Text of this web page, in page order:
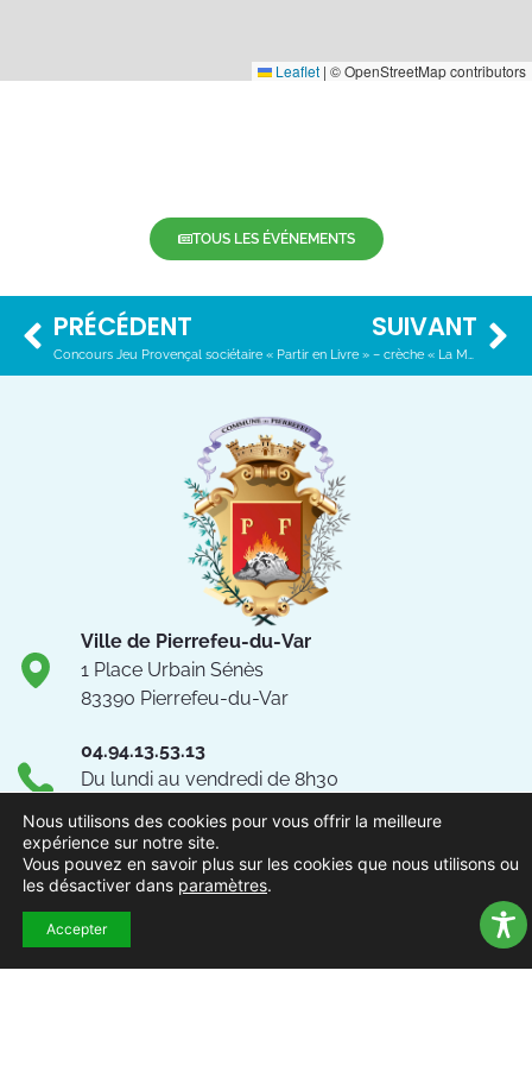
Leaflet | © OpenStreetMap contributors
TOUS LES ÉVÉNEMENTS
PRÉCÉDENT
Concours Jeu Provençal sociétaire
SUIVANT
« Partir en Livre » – crèche « La Musardière » : COMPLET
Ville de Pierrefeu-du-Var
1 Place Urbain Sénès
83390 Pierrefeu-du-Var
04.94.13.53.13
Du lundi au vendredi de 8h30
NOUS CONTACTER
Nous utilisons des cookies pour vous offrir la meilleure
expérience sur notre site.
Vous pouvez en savoir plus sur les cookies que nous utilisons ou
les désactiver dans paramètres.
Accepter